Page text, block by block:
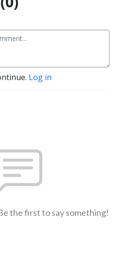
Log in
the first to say something!